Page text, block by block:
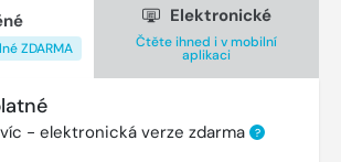
ZDARMA
Elektronické
Čtěte ihned i v mobilní
aplikaci
- elektronická verze zdarma ?